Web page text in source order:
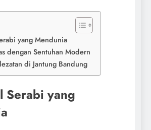
yang Mendunia
dengan Sentuhan Modern
di Jantung Bandung
Serabi yang